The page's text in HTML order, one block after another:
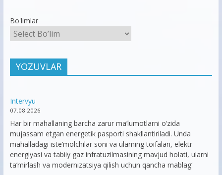
Bo'limlar
YOZUVLAR
Intervyu
07.08.2026
Har bir mahallaning barcha zarur ma’lumotlarni o‘zida
mujassam etgan energetik pasporti shakllantiriladi. Unda
mahalladagi iste’molchilar soni va ularning toifalari, elektr
energiyasi va tabiiy gaz infratuzilmasining mavjud holati, ularni
ta’mirlash va modernizatsiya qilish uchun qancha mablag‘